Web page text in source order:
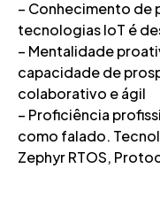
– Conhecimento de
tecnologias IoT é
– Mentalidade
capacidade de
colaborativo e ágil
– Proficiência
como falado.
Zephyr RTOS,